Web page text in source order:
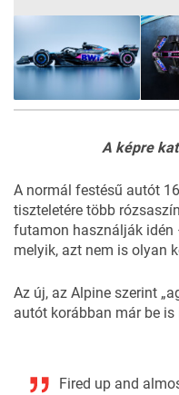
A képre
A normál festésű autót
tiszteletére több
futamon használják idén
melyik, azt nem is olyan
Az új, az Alpine szerint
autót korábban már be
Fired up and